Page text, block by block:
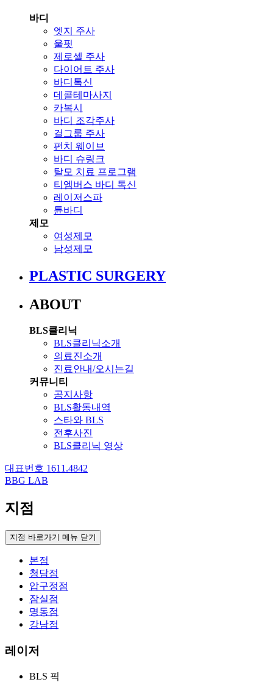
바디
엣지 주사
울핏
제로셀 주사
다이어트 주사
바디톡신
데콜테마사지
카복시
바디 조각주사
걸그룹 주사
펀치 웨이브
바디 슈링크
탈모 치료 프로그램
티엠버스 바디 톡신
레이저스파
튠바디
제모
여성제모
남성제모
PLASTIC SURGERY
ABOUT
BLS클리닉
BLS클리닉소개
의료진소개
진료안내/오시는길
커뮤니티
공지사항
BLS활동내역
스타와 BLS
전후사진
BLS클리닉 영상
대표번호 1611.4842
BBG LAB
지점
지점 바로가기 메뉴 닫기
본점
청담점
압구정점
잠실점
명동점
강남점
레이저
BLS 픽